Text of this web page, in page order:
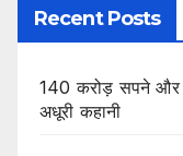
Recent Posts
140 करोड़ सपने और
अधूरी कहानी